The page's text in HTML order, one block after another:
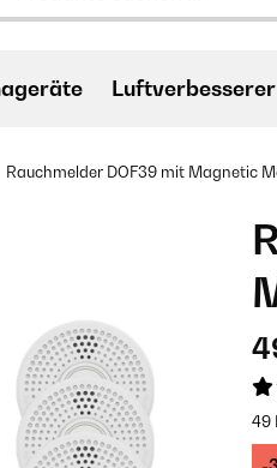
Luftverbesserer
Rauchmelder DOF39 mit Magnetic
49